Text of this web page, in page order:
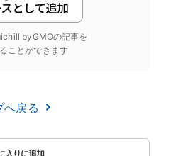
byGMOの記事を
ことができます
へ戻る